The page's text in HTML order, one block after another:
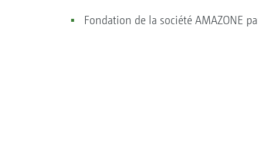
Fondation de la société AMAZONE